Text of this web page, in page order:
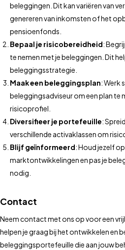
beleggingen. Dit kan variëren van
genereren van inkomsten of het
pensioenfonds.
Bepaal je risicobereidheid:
te nemen met je beleggingen. Dit
beleggingsstrategie.
Maak een beleggingsplan: Werk
beleggingsadviseur om een plan te
risicoprofiel.
Diversifieer je portefeuille:
verschillende activaklassen om
Blijf geïnformeerd: Houd jezelf
marktontwikkelingen en pas je
nodig.
Contact
Neem contact met ons op voor een
helpen je graag bij het ontwikkelen en
beleggingsportefeuille die aan jouw